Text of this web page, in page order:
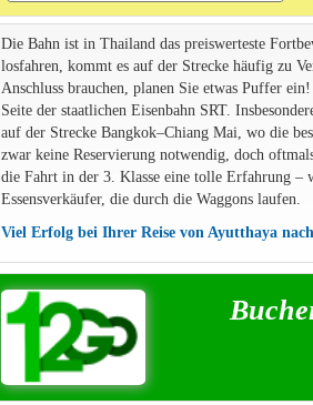
Die Bahn ist in Thailand das preiswerteste
losfahren, kommt es auf der Strecke häufig zu
Anschluss brauchen, planen Sie etwas Puffer
Seite der staatlichen Eisenbahn SRT.
auf der Strecke Bangkok–Chiang Mai, wo die
zwar keine Reservierung notwendig, doch
die Fahrt in der 3. Klasse eine tolle Erfahrung –
Essensverkäufer, die durch die Waggons laufen.
Viel Erfolg bei Ihrer Reise von Ayutthaya